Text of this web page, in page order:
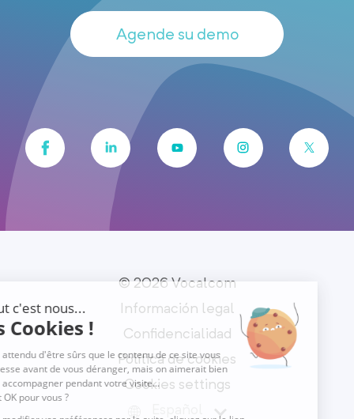
Agende su demo
© 2026 Vocalcom
Información legal
Confidencialidad
Política de cookies
Cookies settings